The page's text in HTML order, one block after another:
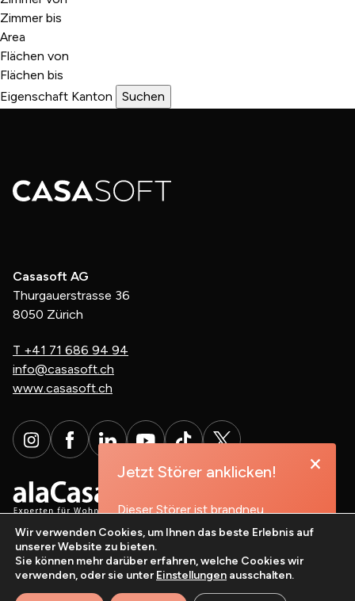
×
Jetzt Störer anklicken!
Dieser Störer ist brandneu,
probieren Sie es aus!
Mehr erfahren
Zimmer bis
Area
Flächen von
Flächen bis
Eigenschaft Kanton
Casasoft AG
Thurgauerstrasse 36
8050 Zürich
T +41 71 686 94 94
info@casasoft.ch
www.casasoft.ch
casasoft.ch © All rights reserved.
Wir verwenden Cookies, um Ihnen das beste Erlebnis auf
unserer Website zu bieten.
Sie können mehr darüber erfahren, welche Cookies wir
verwenden, oder sie unter Einstellungen ausschalten.